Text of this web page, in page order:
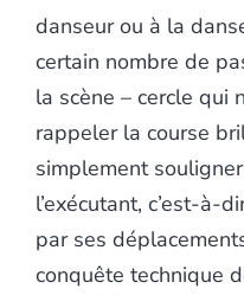
danseur ou à la
certain nombre de
la scène – cercle qui
rappeler la course
simplement
l’exécutant, c’est-à-
par ses
conquête technique